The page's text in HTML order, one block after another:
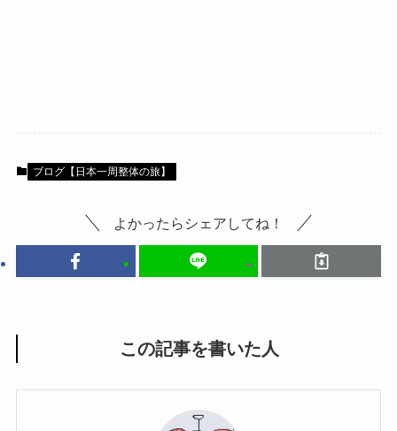
ブログ【日本一周整体の旅】
よかったらシェアしてね！
この記事を書いた人